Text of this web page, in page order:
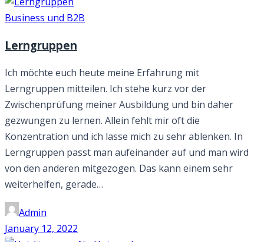
Business und B2B
Lerngruppen
Ich möchte euch heute meine Erfahrung mit
Lerngruppen mitteilen. Ich stehe kurz vor der
Zwischenprüfung meiner Ausbildung und bin daher
gezwungen zu lernen. Allein fehlt mir oft die
Konzentration und ich lasse mich zu sehr ablenken. In
Lerngruppen passt man aufeinander auf und man wird
von den anderen mitgezogen. Das kann einem sehr
weiterhelfen, gerade…
Admin
January 12, 2022